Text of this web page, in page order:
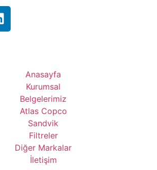
Anasayfa
Kurumsal
Belgelerimiz
Atlas Copco
Sandvik
Filtreler
Diğer Markalar
İletişim